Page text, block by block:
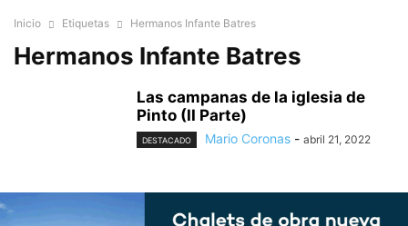
Inicio Etiquetas Hermanos Infante Batres
Hermanos Infante Batres
Las campanas de la iglesia de
Pinto (II Parte)
DESTACADO Mario Coronas - abril 21, 2022